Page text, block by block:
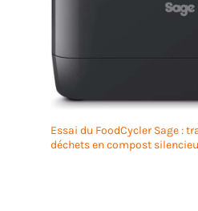
Essai du FoodCycler Sage :
déchets en compost